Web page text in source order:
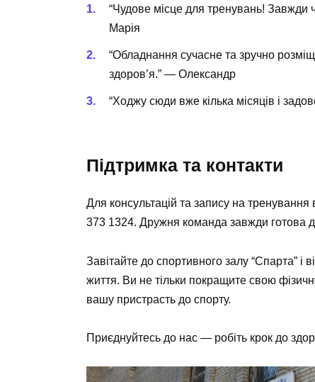
“Чудове місце для тренувань!
Марія
“Обладнання сучасне та зручно
здоров’я.” — Олександр
“Ходжу сюди вже кілька місяців і
Підтримка та контакти
Для консультацій та запису на
373 1324. Дружня команда завжди готова
Завітайте до спортивного залу “Спарта” і
життя. Ви не тільки покращите свою
вашу пристрасть до спорту.
Приєднуйтесь до нас — робіть крок до